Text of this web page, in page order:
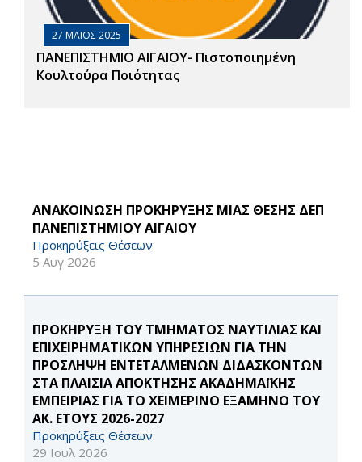
27 ΜΑΙΟΣ 2025
ΠΑΝΕΠΙΣΤΗΜΙΟ ΑΙΓΑΙΟΥ- Πιστοποιημένη
Κουλτούρα Ποιότητας
ΑΝΑΚΟΙΝΩΣΗ ΠΡΟΚΗΡΥΞΗΣ ΜΙΑΣ ΘΕΣΗΣ ΔΕΠ
ΠΑΝΕΠΙΣΤΗΜΙΟΥ ΑΙΓΑΙΟΥ
Προκηρύξεις Θέσεων
5 Αυγ 2026
ΠΡΟΚΗΡΥΞΗ ΤΟΥ ΤΜΗΜΑΤΟΣ ΝΑΥΤΙΛΙΑΣ ΚΑΙ
ΕΠΙΧΕΙΡΗΜΑΤΙΚΩΝ ΥΠΗΡΕΣΙΩΝ ΓΙΑ ΤΗΝ
ΠΡΟΣΛΗΨΗ ΕΝΤΕΤΑΛΜΕΝΩΝ ΔΙΔΑΣΚΟΝΤΩΝ
ΣΤΑ ΠΛΑΙΣΙΑ ΑΠΟΚΤΗΣΗΣ ΑΚΑΔΗΜΑΪΚΗΣ
ΕΜΠΕΙΡΙΑΣ ΓΙΑ ΤΟ ΧΕΙΜΕΡΙΝΟ ΕΞΑΜΗΝΟ ΤΟΥ
ΑΚ. ΕΤΟΥΣ 2026-2027
Προκηρύξεις Θέσεων
29 Ιουλ 2026